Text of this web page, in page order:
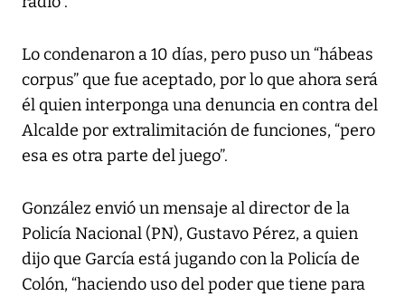
Lo condenaron a 10 días, pero puso un “hábeas
corpus” que fue aceptado, por lo que ahora será
él quien interponga una denuncia en contra del
Alcalde por extralimitación de funciones, “pero
esa es otra parte del juego”.
González envió un mensaje al director de la
Policía Nacional (PN), Gustavo Pérez, a quien
dijo que García está jugando con la Policía de
Colón, “haciendo uso del poder que tiene para